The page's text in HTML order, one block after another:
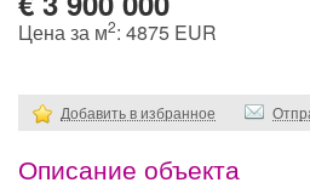
Цена за м2: 4875 EUR
Добавить в избранное
Описание объекта